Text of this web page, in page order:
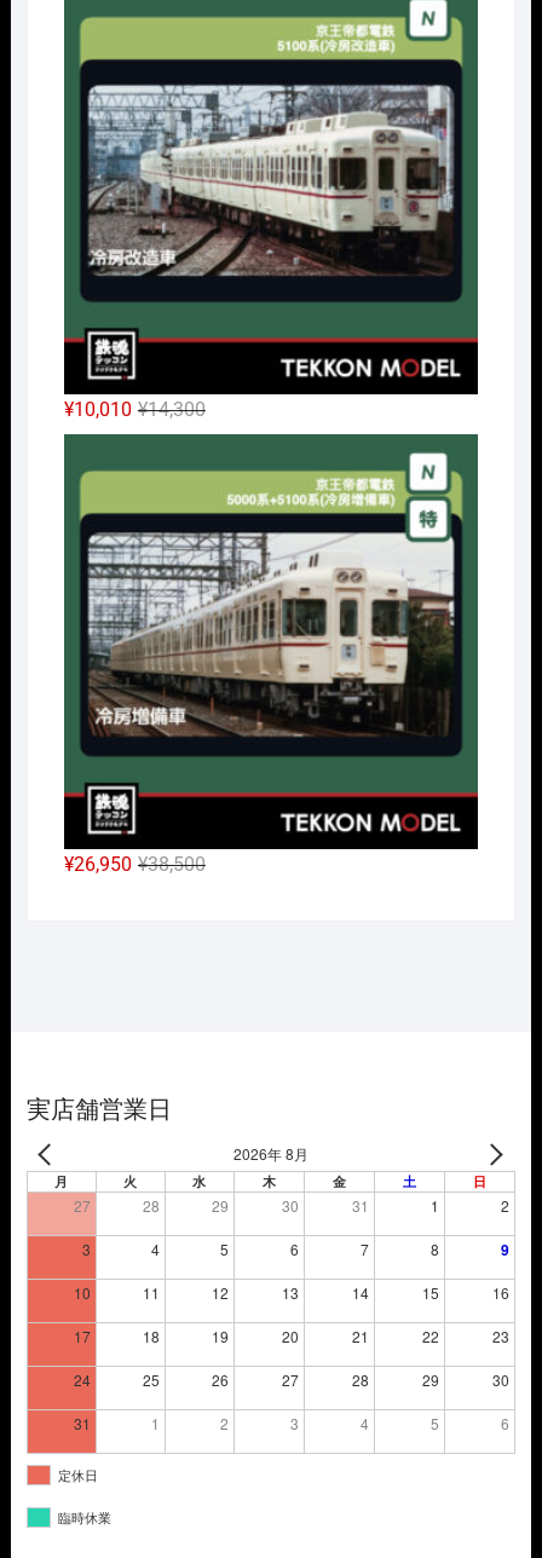
価
¥32,450
で
し
た。
の
は
¥24,338
で
す。
¥14,300元
の
価
¥14,300
で
し
た。
¥10,010
現
在
の
は
¥10,010
で
す。
¥38,500元
¥26,950
現
実店舗営業日
2026年 8月
月 火 水 木 金 土 日
27 28 29 30 31 1 2
3 4 5 6 7 8 9
10 11 12 13 14 15 16
17 18 19 20 21 22 23
24 25 26 27 28 29 30
31 1 2 3 4 5 6
定休日
臨時休業